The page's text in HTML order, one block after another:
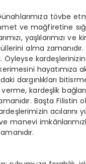
tövbe
ve mağfiretine
yaşlılarımızı ve
alma zamanıdır.
kardeşlerinizin
hayatımıza
dargınlıkları
kardeşlik
Başta Filistin
acılarını
manevi